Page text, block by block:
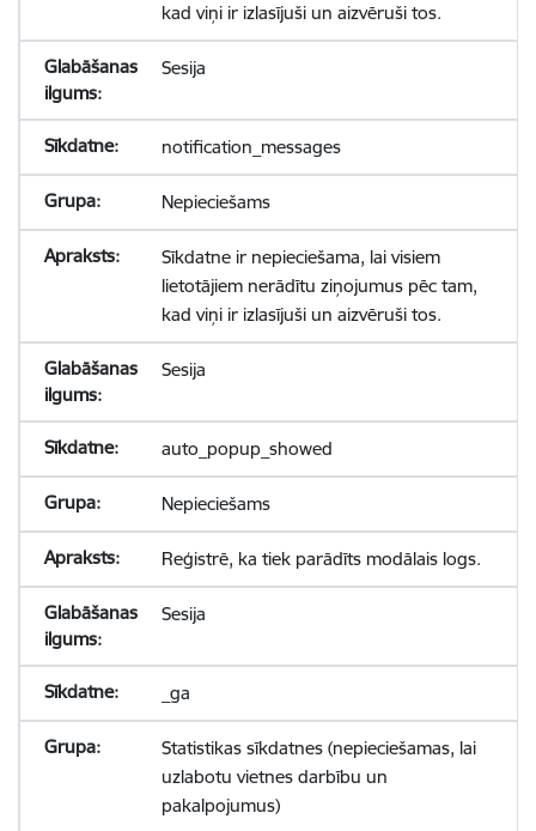
kad viņi ir izlasījuši un aizvēruši tos.
Sesija
notification_messages
Nepieciešams
Sīkdatne ir nepieciešama, lai visiem
lietotājiem nerādītu ziņojumus pēc tam,
kad viņi ir izlasījuši un aizvēruši tos.
Sesija
auto_popup_showed
Nepieciešams
Reģistrē, ka tiek parādīts modālais logs.
Sesija
_ga
Statistikas sīkdatnes (nepieciešamas, lai
uzlabotu vietnes darbību un
pakalpojumus)